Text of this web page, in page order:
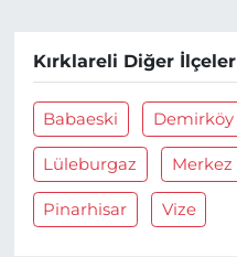
Kırklareli Diğer İlçeler
Babaeski Demirköy
Lüleburgaz Merkez
Pinarhisar Vize